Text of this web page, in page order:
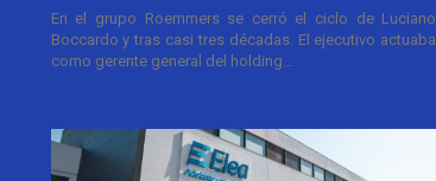
En el grupo Roemmers se cerró el ciclo de Luciano
Boccardo y tras casi tres décadas. El ejecutivo actuaba
como gerente general del holding...